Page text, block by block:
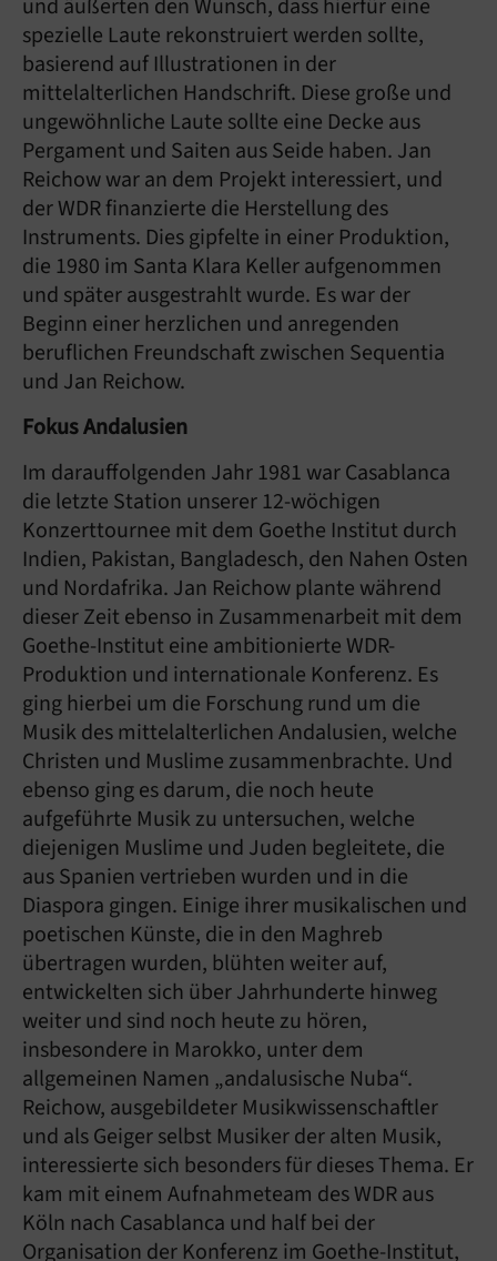
und äußerten den Wunsch, dass hierfür eine
spezielle Laute rekonstruiert werden sollte,
basierend auf Illustrationen in der
mittelalterlichen Handschrift. Diese große und
ungewöhnliche Laute sollte eine Decke aus
Pergament und Saiten aus Seide haben. Jan
Reichow war an dem Projekt interessiert, und
der WDR finanzierte die Herstellung des
Instruments. Dies gipfelte in einer Produktion,
die 1980 im Santa Klara Keller aufgenommen
und später ausgestrahlt wurde. Es war der
Beginn einer herzlichen und anregenden
beruflichen Freundschaft zwischen Sequentia
und Jan Reichow.
Fokus Andalusien
Im darauffolgenden Jahr 1981 war Casablanca
die letzte Station unserer 12-wöchigen
Konzerttournee mit dem Goethe Institut durch
Indien, Pakistan, Bangladesch, den Nahen Osten
und Nordafrika. Jan Reichow plante während
dieser Zeit ebenso in Zusammenarbeit mit dem
Goethe-Institut eine ambitionierte WDR-
Produktion und internationale Konferenz. Es
ging hierbei um die Forschung rund um die
Musik des mittelalterlichen Andalusien, welche
Christen und Muslime zusammenbrachte. Und
ebenso ging es darum, die noch heute
aufgeführte Musik zu untersuchen, welche
diejenigen Muslime und Juden begleitete, die
aus Spanien vertrieben wurden und in die
Diaspora gingen. Einige ihrer musikalischen und
poetischen Künste, die in den Maghreb
übertragen wurden, blühten weiter auf,
entwickelten sich über Jahrhunderte hinweg
weiter und sind noch heute zu hören,
insbesondere in Marokko, unter dem
allgemeinen Namen „andalusische Nuba“.
Reichow, ausgebildeter Musikwissenschaftler
und als Geiger selbst Musiker der alten Musik,
interessierte sich besonders für dieses Thema. Er
kam mit einem Aufnahmeteam des WDR aus
Köln nach Casablanca und half bei der
Organisation der Konferenz im Goethe-Institut,